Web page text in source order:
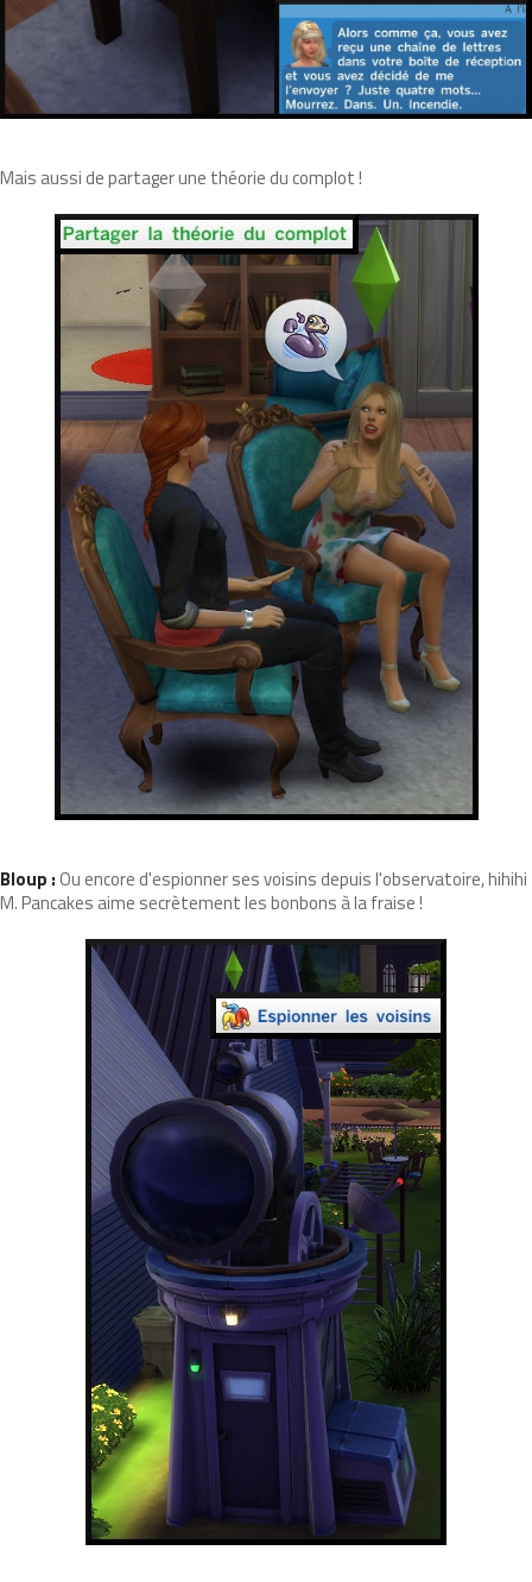
Mais aussi de partager une théorie du complot !
Bloup :Ou encore d'espionner ses voisins depuis l'observatoire, hihihi
M. Pancakes aime secrètement les bonbons à la fraise !